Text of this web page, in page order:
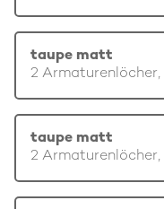
taupe matt
2
taupe matt
2